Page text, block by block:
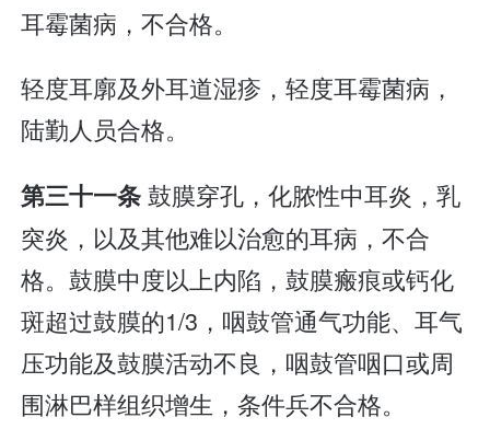
耳霉菌病，不合格。
轻度耳廓及外耳道湿疹，轻度耳霉菌病，
陆勤人员合格。
第三十一条鼓膜穿孔，化脓性中耳炎，乳
突炎，以及其他难以治愈的耳病，不合
格。鼓膜中度以上内陷，鼓膜瘢痕或钙化
斑超过鼓膜的1/3，咽鼓管通气功能、耳气
压功能及鼓膜活动不良，咽鼓管咽口或周
围淋巴样组织增生，条件兵不合格。